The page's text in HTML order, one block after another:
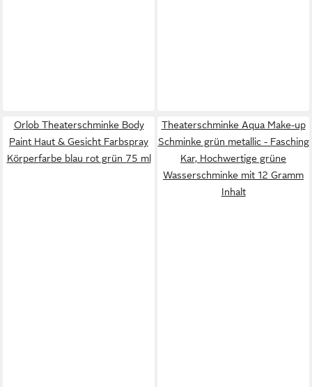
Orlob Theaterschminke Body
Paint Haut & Gesicht Farbspray
Körperfarbe blau rot grün 75 ml
Theaterschminke Aqua Make-up
Schminke grün metallic - Fasching
Kar, Hochwertige grüne
Wasserschminke mit 12 Gramm
Inhalt